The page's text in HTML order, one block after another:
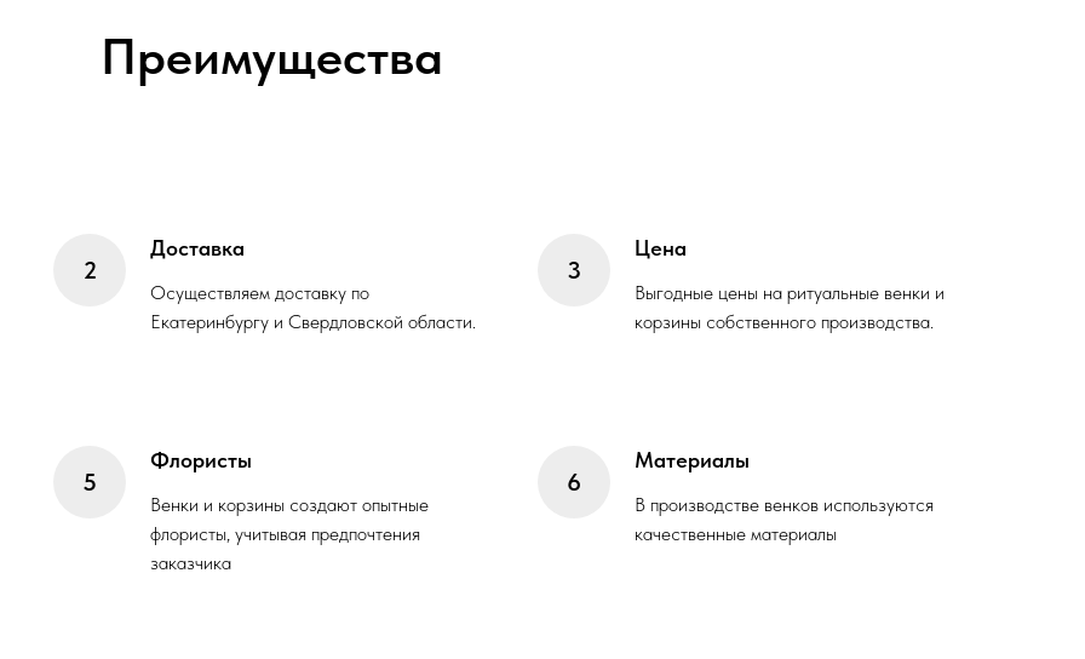
Преимущества
Доставка
Осуществляем доставку по
Екатеринбургу и Свердловской области.
Цена
Выгодные цены на ритуальные венки и
корзины собственного производства.
Флористы
Венки и корзины создают опытные
флористы, учитывая предпочтения
заказчика
Материалы
В производстве венков используются
качественные материалы